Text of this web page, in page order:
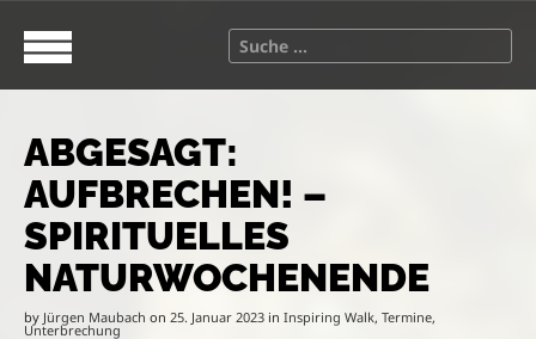
n
p
e
a
c
h
o
r
:
ABGESAGT:
AUFBRECHEN! –
SPIRITUELLES
NATURWOCHENENDE
by Jürgen Maubach on 25. Januar 2023 in Inspiring Walk, Termine,
Unterbrechung